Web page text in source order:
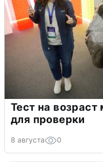
Тест на возраст
для проверки
8 августа 0